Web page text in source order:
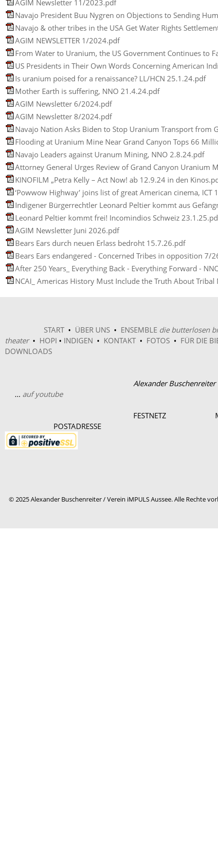
AGIM Newsletter 11/2023.pdf
Navajo President Buu Nygren on Objections to Sending
Navajo & other tribes in the USA Get Water Rights
AGIM NEWSLETTER 1/2024.pdf
From Water to Uranium, the US Government Continues to
US Presidents in Their Own Words Concerning American
Is uranium poised for a renaissance? LL/HCN 25.1.24.pdf
Mother Earth is suffering, NNO 21.4.24.pdf
AGIM Newsletter 6/2024.pdf
AGIM Newsletter 8/2024.pdf
Navajo Nation Asks Biden to Stop Uranium Transport from
Flooding at Uranium Mine Near Grand Canyon Tops 66
Navajo Leaders against Uranum Mining, NNO 2.8.24.pdf
Attorney General Urges Review of Grand Canyon Uranium
KINOFILM „Petra Kelly – Act Now! ab 12.9.24 in den
Indigener Bürgerrechtler Leonard Peltier kommt aus
Leonard Peltier kommt frei! Incomindios Schweiz
AGIM Newsletter Juni 2026.pdf
Bears Ears durch neuen Erlass bedroht 15.7.26.pdf
Bears Ears endangered -
After 250 Years_ Everything Back - Everything Forward -
NCAI_ Americas History Must Include the Truth About
START • ÜBER UNS • ENSEMBLE die butterlosen
theater • HOPI • INDIGEN • KONTAKT • FOTOS • FÜR DIE
DOWNLOADS
Alexander
... auf youtube
FESTNETZ
© 2025 Alexander Buschenreiter / Verein iMPULS Aussee. Alle Rechte